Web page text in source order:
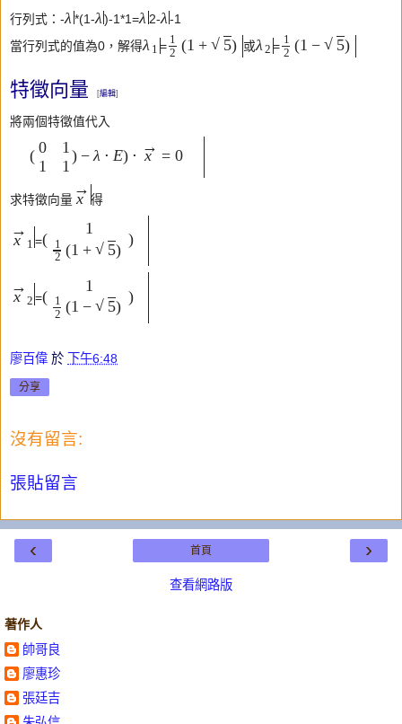
行列式：-λ*(1-λ)-1*1=λ 2-λ-1
當行列式的值為0，解得λ 1 = 1
2 (1 + 5
√ ) 或λ2 = 1
2 (1 − 5
√ )
特徵向量 [編輯]
將兩個特徵值代入
( 0
1
1
1
) − λ ⋅ E) ⋅ x
→
= 0
求特徵向量 x
→
得
x
→
1 =(
1
1
2 (1 + 5
√ )
)
x
→
2 =(
1
1
2 (1 − 5
√ )
)
廖百偉 於 下午6:48
分享
沒有留言:
張貼留言
‹ ›
首頁
查看網路版
著作人
帥哥良
廖惠珍
張廷吉